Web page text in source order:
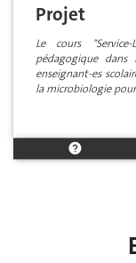
Projet
Le cours
pédagogique
enseignant-es
la microbiologie pour